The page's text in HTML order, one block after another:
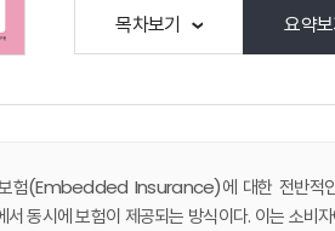
목차보기 요약
험(Embedded Insurance)에 대한 전반적인
서 동시에 보험이 제공되는 방식이다. 이는 소비